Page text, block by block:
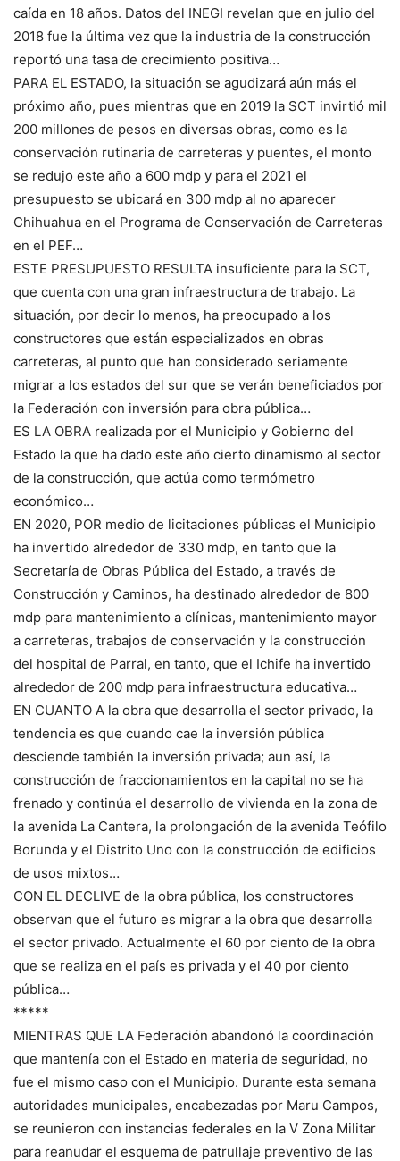
caída en 18 años. Datos del INEGI revelan que en julio del
2018 fue la última vez que la industria de la construcción
reportó una tasa de crecimiento positiva…
PARA EL ESTADO, la situación se agudizará aún más el
próximo año, pues mientras que en 2019 la SCT invirtió mil
200 millones de pesos en diversas obras, como es la
conservación rutinaria de carreteras y puentes, el monto
se redujo este año a 600 mdp y para el 2021 el
presupuesto se ubicará en 300 mdp al no aparecer
Chihuahua en el Programa de Conservación de Carreteras
en el PEF…
ESTE PRESUPUESTO RESULTA insuficiente para la SCT,
que cuenta con una gran infraestructura de trabajo. La
situación, por decir lo menos, ha preocupado a los
constructores que están especializados en obras
carreteras, al punto que han considerado seriamente
migrar a los estados del sur que se verán beneficiados por
la Federación con inversión para obra pública…
ES LA OBRA realizada por el Municipio y Gobierno del
Estado la que ha dado este año cierto dinamismo al sector
de la construcción, que actúa como termómetro
económico…
EN 2020, POR medio de licitaciones públicas el Municipio
ha invertido alrededor de 330 mdp, en tanto que la
Secretaría de Obras Pública del Estado, a través de
Construcción y Caminos, ha destinado alrededor de 800
mdp para mantenimiento a clínicas, mantenimiento mayor
a carreteras, trabajos de conservación y la construcción
del hospital de Parral, en tanto, que el Ichife ha invertido
alrededor de 200 mdp para infraestructura educativa…
EN CUANTO A la obra que desarrolla el sector privado, la
tendencia es que cuando cae la inversión pública
desciende también la inversión privada; aun así, la
construcción de fraccionamientos en la capital no se ha
frenado y continúa el desarrollo de vivienda en la zona de
la avenida La Cantera, la prolongación de la avenida Teófilo
Borunda y el Distrito Uno con la construcción de edificios
de usos mixtos…
CON EL DECLIVE de la obra pública, los constructores
observan que el futuro es migrar a la obra que desarrolla
el sector privado. Actualmente el 60 por ciento de la obra
que se realiza en el país es privada y el 40 por ciento
pública…
*****
MIENTRAS QUE LA Federación abandonó la coordinación
que mantenía con el Estado en materia de seguridad, no
fue el mismo caso con el Municipio. Durante esta semana
autoridades municipales, encabezadas por Maru Campos,
se reunieron con instancias federales en la V Zona Militar
para reanudar el esquema de patrullaje preventivo de las